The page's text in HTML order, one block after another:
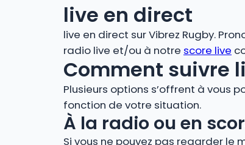
live en direct
live en direct sur Vibrez Rugby.
radio live et/ou à notre score live
Comment suivre
Plusieurs options s’offrent à vous
fonction de votre situation.
À la radio ou en
Si vous ne pouvez pas regarder le